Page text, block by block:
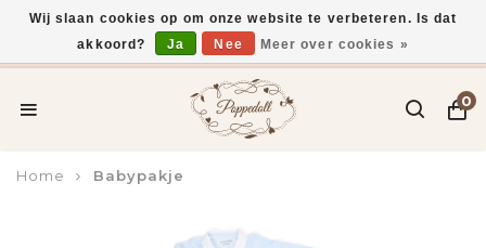
Voor 15:00 uur besteld, vandaag verzonden*
0
Home Babypakje
Wij slaan cookies op om onze website te verbeteren. Is dat
akkoord?
Ja Nee Meer over cookies »